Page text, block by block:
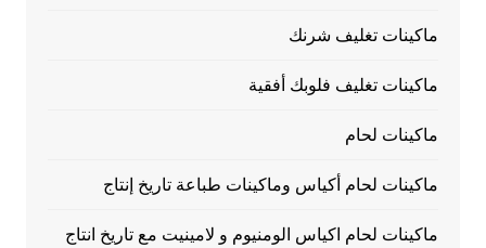
ماكينات تغليف شرنك
ماكينات تغليف فلوبك أفقية
ماكينات لحام
ماكينات لحام أكياس وماكينات طباعة تاريخ إنتاج
ماكينات لحام اكياس الومنيوم و لامينيت مع تاريخ انتاج